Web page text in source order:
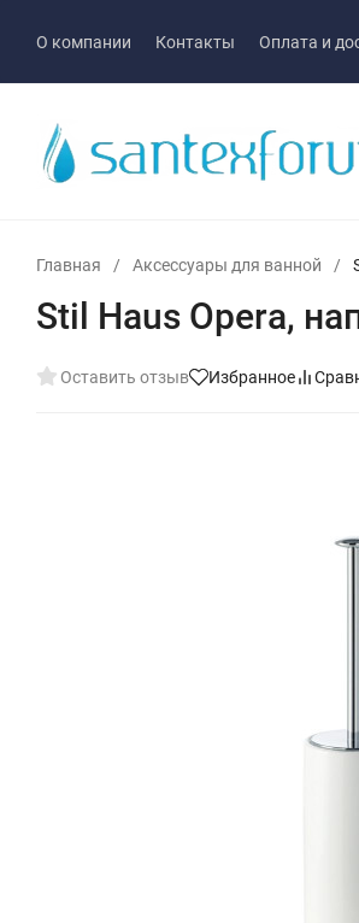
О компании Контакты Оплата и
Главная / Аксессуары для ванной /
Stil Haus Opera,
Оставить отзыв Избранное